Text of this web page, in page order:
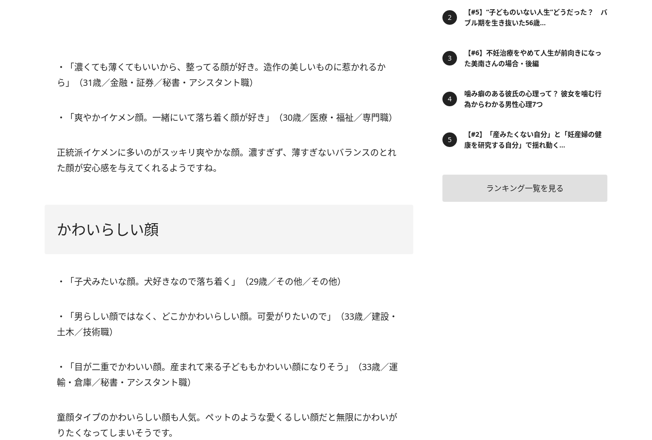
・「濃くても薄くてもいいから、整ってる顔が好き。造作の美しいものに惹かれるか
ら」（31歳／金融・証券／秘書・アシスタント職）
・「爽やかイケメン顔。一緒にいて落ち着く顔が好き」（30歳／医療・福祉／専門職）
正統派イケメンに多いのがスッキリ爽やかな顔。濃すぎず、薄すぎないバランスのとれ
た顔が安心感を与えてくれるようですね。
かわいらしい顔
・「子犬みたいな顔。犬好きなので落ち着く」（29歳／その他／その他）
・「男らしい顔ではなく、どこかかわいらしい顔。可愛がりたいので」（33歳／建設・
土木／技術職）
・「目が二重でかわいい顔。産まれて来る子どももかわいい顔になりそう」（33歳／運
輸・倉庫／秘書・アシスタント職）
童顔タイプのかわいらしい顔も人気。ペットのような愛くるしい顔だと無限にかわいが
りたくなってしまいそうです。
【#5】“子どものいない人生”どうだった？ バ
ブル期を生き抜いた56歳...
【#6】不妊治療をやめて人生が前向きになっ
た美南さんの場合・後編
噛み癖のある彼氏の心理って？ 彼女を噛む行
為からわかる男性心理7つ
【#2】「産みたくない自分」と「妊産婦の健
康を研究する自分」で揺れ動く...
ランキング一覧を見る